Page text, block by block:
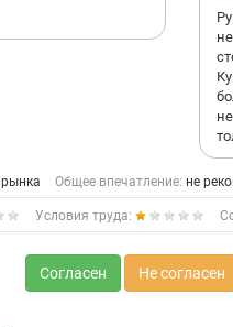
Общее впечатление: не
Условия труда:
Согласен Не согласен